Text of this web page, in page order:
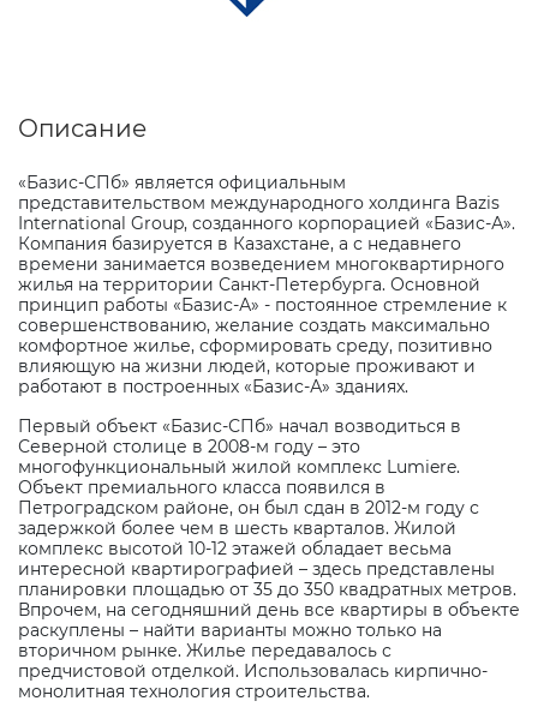
Описание
«Базис-СПб» является официальным
представительством международного холдинга Bazis
International Group, созданного корпорацией «Базис-А».
Компания базируется в Казахстане, а с недавнего
времени занимается возведением многоквартирного
жилья на территории Санкт-Петербурга. Основной
принцип работы «Базис-А» - постоянное стремление к
совершенствованию, желание создать максимально
комфортное жилье, сформировать среду, позитивно
влияющую на жизни людей, которые проживают и
работают в построенных «Базис-А» зданиях.
Первый объект «Базис-СПб» начал возводиться в
Северной столице в 2008-м году – это
многофункциональный жилой комплекс Lumiere.
Объект премиального класса появился в
Петроградском районе, он был сдан в 2012-м году с
задержкой более чем в шесть кварталов. Жилой
комплекс высотой 10-12 этажей обладает весьма
интересной квартирографией – здесь представлены
планировки площадью от 35 до 350 квадратных метров.
Впрочем, на сегодняшний день все квартиры в объекте
раскуплены – найти варианты можно только на
вторичном рынке. Жилье передавалось с
предчистовой отделкой. Использовалась кирпично-
монолитная технология строительства.